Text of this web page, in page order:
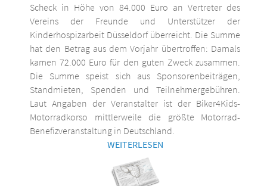
Scheck in Höhe von 84.000 Euro an Vertreter des
Vereins der Freunde und Unterstützer der
Kinderhospizarbeit Düsseldorf überreicht. Die Summe
hat den Betrag aus dem Vorjahr übertroffen: Damals
kamen 72.000 Euro für den guten Zweck zusammen.
Die Summe speist sich aus Sponsorenbeiträgen,
Standmieten, Spenden und Teilnehmergebühren.
Laut Angaben der Veranstalter ist der Biker4Kids-
Motorradkorso mittlerweile die größte Motorrad-
Benefizveranstaltung in Deutschland.
WEITERLESEN